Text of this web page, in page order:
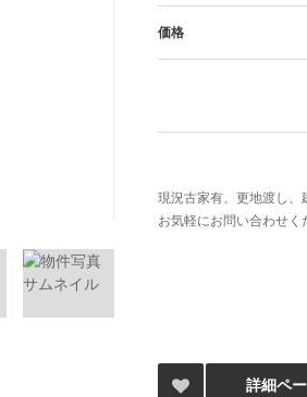
価格
現況古家有、更地渡し、
お気軽にお問い合わせく
詳細ペ